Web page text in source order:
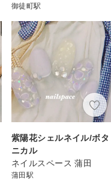
御徒町駅
紫陽花シェルネイル/ボタ
ニカル
ネイルスペース 蒲田
蒲田駅